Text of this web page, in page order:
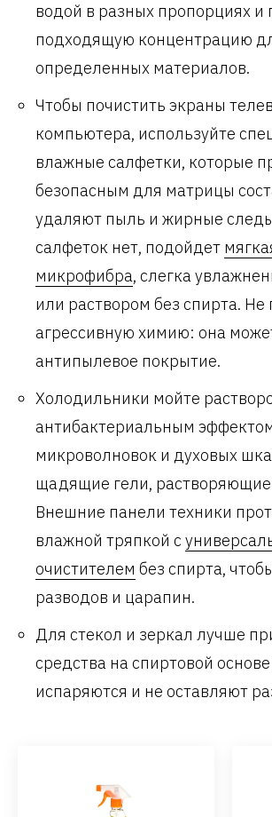
водой в разных пропорциях и
подходящую концентрацию
определенных материалов.
Чтобы почистить экраны
компьютера, используйте
влажные салфетки, которые
безопасным для матрицы
удаляют пыль и жирные
салфеток нет, подойдет
микрофибра, слегка
или раствором без спирта.
агрессивную химию: она
антипылевое покрытие.
Холодильники мойте
антибактериальным
микроволновок и духовых
щадящие гели,
Внешние панели техники
влажной тряпкой с
очистителем без спирта,
разводов и царапин.
Для стекол и зеркал лучше
средства на спиртовой
испаряются и не оставляют